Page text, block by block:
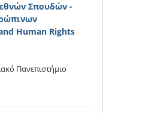
Σπουδών -
Human Rights
Πανεπιστήμιο